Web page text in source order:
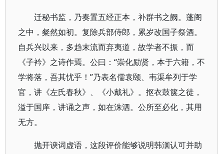
迁秘书监，乃奏置五经正本，补群书之阙。蓬阁
之中，粲然如初。复除兵部侍郎，累岁改国子祭酒。
自兵兴以来，多趋末流而弃夷道，故学者不振，而
《子衿》之诗作焉。公曰：“崇化励贤，本于六籍，不
学将落，吾其忧乎！”乃表名儒袁颐、韦渠牟列于学
官，讲《左氏春秋》、《小戴礼》。抠衣鼓箧之徒，
溢于国庠，讲诵之声，如在洙泗。公所至必化，其用
无方。
抛开谀词虚语，这段评价能够说明韩洄认可并助